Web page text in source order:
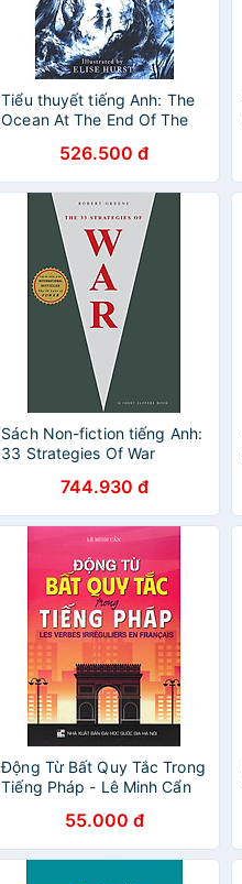
Tiểu thuyết tiếng Anh: The
Ocean At The End Of The
526.500 đ
Sách Non-fiction tiếng Anh:
33 Strategies Of War
744.930 đ
Động Từ Bất Quy Tắc Trong
Tiếng Pháp - Lê Minh Cẩn
55.000 đ